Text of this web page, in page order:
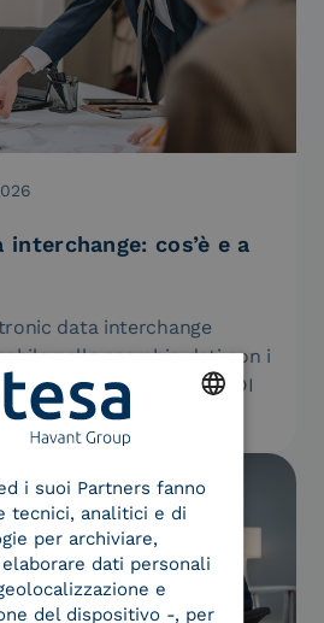
cos’è e a
data interchange
nello scambio dati con i
Scegli il servizio EDI
ITALIAN
i suoi Partners fanno
tecnici, analitici e di
per archiviare,
dati personali
e
del dispositivo -, per